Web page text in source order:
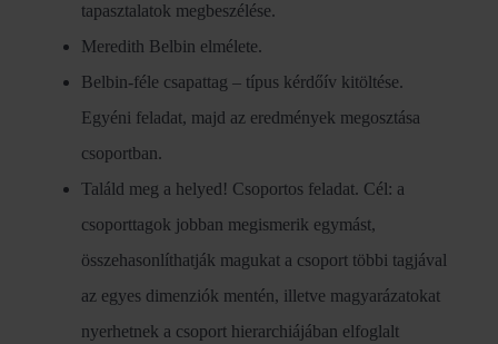
tapasztalatok megbeszélése.
Meredith Belbin elmélete.
Belbin-féle csapattag – típus kérdőív kitöltése.
Egyéni feladat, majd az eredmények megosztása
csoportban.
Találd meg a helyed! Csoportos feladat. Cél: a
csoporttagok jobban megismerik egymást,
összehasonlíthatják magukat a csoport többi tagjával
az egyes dimenziók mentén, illetve magyarázatokat
nyerhetnek a csoport hierarchiájában elfoglalt